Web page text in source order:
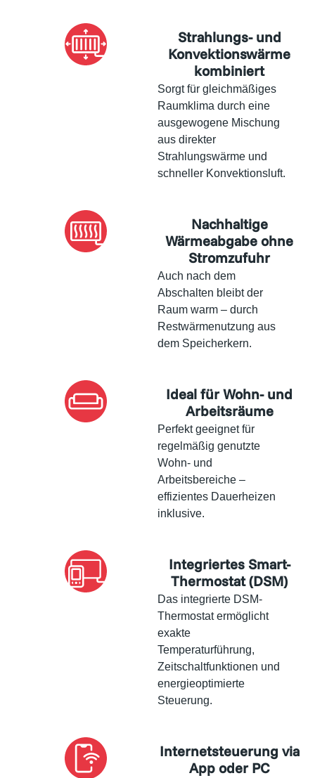
Strahlungs- und
Konvektionswärme
kombiniert
Sorgt für gleichmäßiges
Raumklima durch eine
ausgewogene Mischung
aus direkter
Strahlungswärme und
schneller Konvektionsluft.
Nachhaltige
Wärmeabgabe ohne
Stromzufuhr
Auch nach dem
Abschalten bleibt der
Raum warm – durch
Restwärmenutzung aus
dem Speicherkern.
Ideal für Wohn- und
Arbeitsräume
Perfekt geeignet für
regelmäßig genutzte
Wohn- und
Arbeitsbereiche –
effizientes Dauerheizen
inklusive.
Integriertes Smart-
Thermostat (DSM)
Das integrierte DSM-
Thermostat ermöglicht
exakte
Temperaturführung,
Zeitschaltfunktionen und
energieoptimierte
Steuerung.
Internetsteuerung via
App oder PC